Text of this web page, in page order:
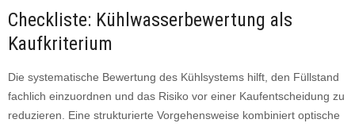
Checkliste: Kühlwasserbewertung als
Kaufkriterium
Die systematische Bewertung des Kühlsystems hilft, den Füllstand
fachlich einzuordnen und das Risiko vor einer Kaufentscheidung zu
reduzieren. Eine strukturierte Vorgehensweise kombiniert optische